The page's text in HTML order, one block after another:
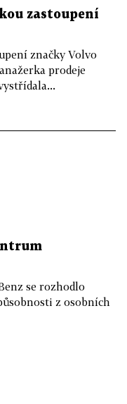
zastoupení
značky Volvo
prodeje
se rozhodlo
z osobních